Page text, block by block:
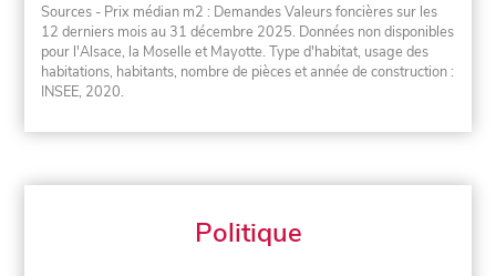
Sources - Prix médian m2 : Demandes Valeurs foncières sur les
12 derniers mois au 31 décembre 2025. Données non disponibles
pour l'Alsace, la Moselle et Mayotte. Type d'habitat, usage des
habitations, habitants, nombre de pièces et année de construction :
INSEE, 2020.
Politique